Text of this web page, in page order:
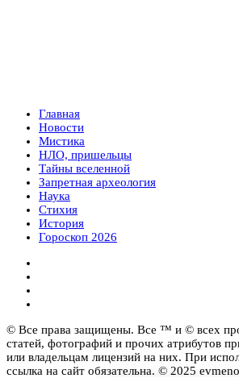
Главная
Новости
Мистика
НЛО, пришельцы
Тайны вселенной
Запретная археология
Наука
Стихия
История
Гороскоп 2026
© Все права защищены. Все ™ и © всех
статей, фотографий и прочих атрибутов
или владельцам лицензий на них. При
ссылка на сайт обязательна. © 2025